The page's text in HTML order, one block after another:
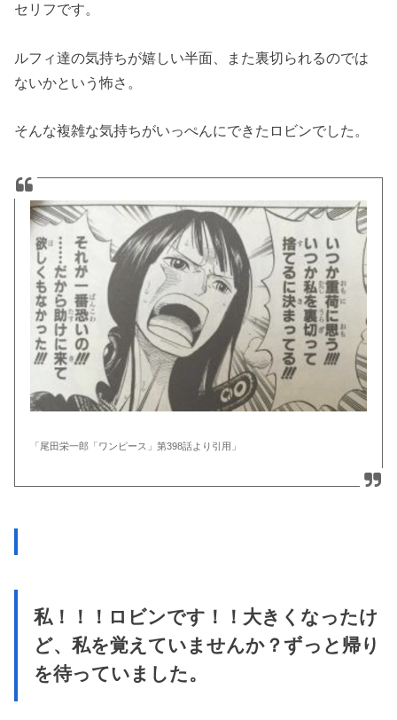
セリフです。
ルフィ達の気持ちが嬉しい半面、また裏切られるのでは
ないかという怖さ。
そんな複雑な気持ちがいっぺんにできたロビンでした。
「尾田栄一郎「ワンピース」第398話より引用」
私！！！ロビンです！！大きくなったけ
ど、私を覚えていませんか？ずっと帰り
を待っていました。